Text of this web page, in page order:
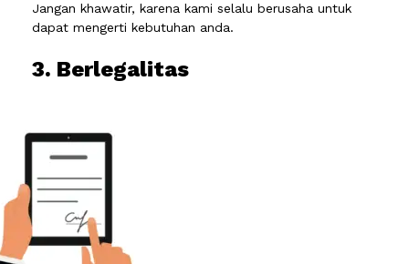
Jangan khawatir, karena kami selalu berusaha untuk
dapat mengerti kebutuhan anda.
3. Berlegalitas